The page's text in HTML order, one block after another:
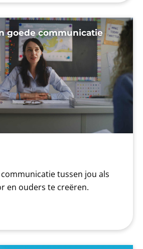
goede communicatie
tussen jou als
en ouders te creëren.